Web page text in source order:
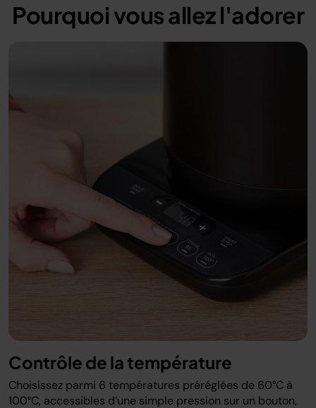
Pourquoi vous allez l'adorer
Contrôle de la température
Choisissez parmi 6 températures préréglées de 60°C à
100°C, accessibles d’une simple pression sur un bouton,